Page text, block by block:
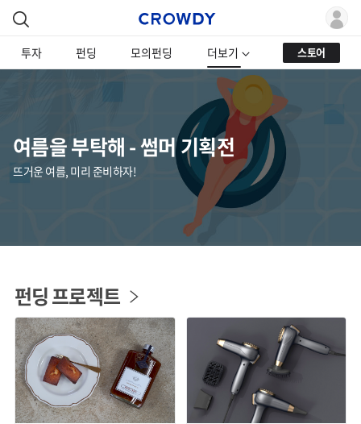
투자 펀딩 모의펀딩 더보기 스토어
여름을 부탁해 - 썸머 기획전
뜨거운 여름, 미리 준비하자!
펀딩 프로젝트